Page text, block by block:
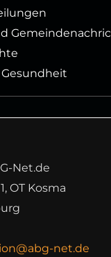
Net.de
OT Kosma
net.de